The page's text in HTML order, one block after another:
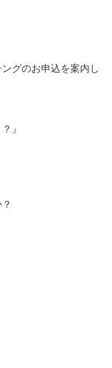
グのお申込を案内し
』